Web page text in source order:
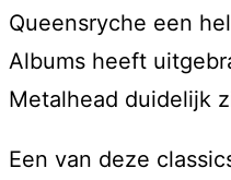
Queensryche een
Albums heeft
Metalhead duidelijk
Een van deze